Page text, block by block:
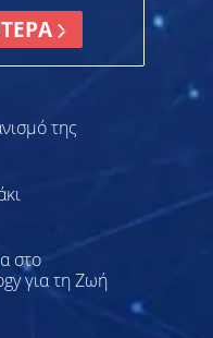
της
στο
για τη Ζωή